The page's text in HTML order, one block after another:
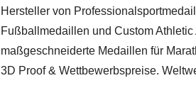
Hersteller von
Fußballmedaillen und Custom
maßgeschneiderte Medaillen für
3D Proof & Wettbewerbspreise.